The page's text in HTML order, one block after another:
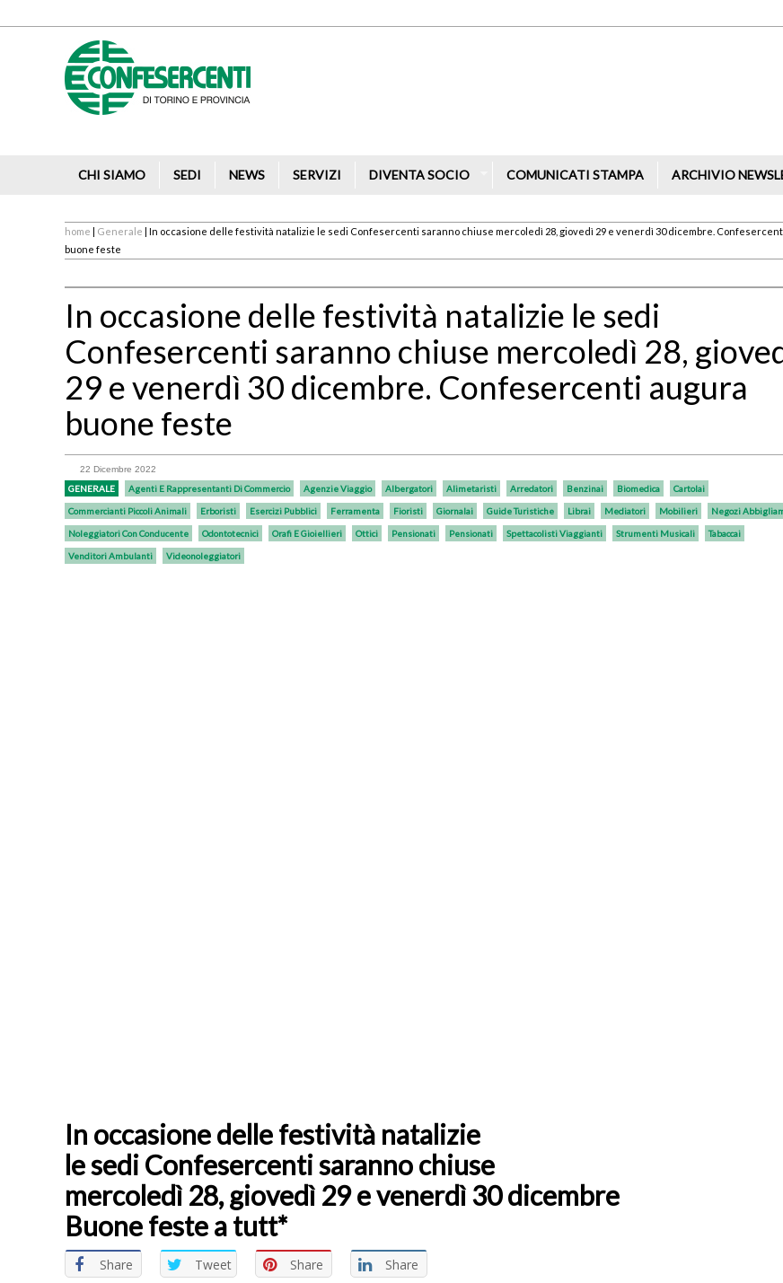
CHI SIAMO SEDI NEWS SERVIZI DIVENTA SOCIO COMUNICATI STAMPA ARCHIVIO
home | Generale | In occasione delle festività natalizie le sedi Confesercenti saranno chiuse mercoledì 28, giovedì 29 e venerdì 30 dicembre.
buone feste
In occasione delle festività natalizie le sedi
Confesercenti saranno chiuse mercoledì 28,
29 e venerdì 30 dicembre. Confesercenti augura
buone feste
22 Dicembre 2022
GENERALE Agenti E Rappresentanti Di Commercio Agenzie Viaggio Albergatori Alimetaristi Arredatori Benzinai Biomedica Cartolai
Commercianti Piccoli Animali Erboristi Esercizi Pubblici Ferramenta Fioristi Giornalai Guide Turistiche Librai Mediatori Mobilieri Negozi
Noleggiatori Con Conducente Odontotecnici Orafi E Gioiellieri Ottici Pensionati Pensionati Spettacolisti Viaggianti Strumenti Musicali Tabaccai
Venditori Ambulanti Videonoleggiatori
In occasione delle festività natalizie
le sedi Confesercenti saranno chiuse
mercoledì 28, giovedì 29 e venerdì 30 dicembre
Buone feste a tutt*
Share Tweet Share Share